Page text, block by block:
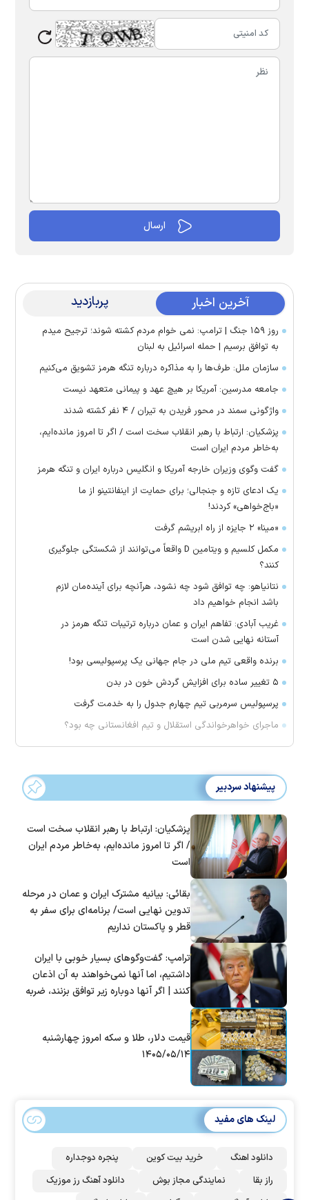
آخرین اخبار پربازدید
روز ۱۵۹ جنگ | ترامپ: نمی خوام مردم کشته شوند؛ ترجیح میدم
به توافق برسیم | حمله اسرائیل به لبنان
سازمان ملل: طرف‌ها را به مذاکره درباره تنگه هرمز تشویق می‌کنیم
جامعه مدرسین: آمریکا بر هیچ عهد و پیمانی متعهد نیست
واژگونی سمند در محور فریدن به تیران / ۴ نفر کشته شدند
پزشکیان: ارتباط با رهبر انقلاب سخت است / اگر تا امروز مانده‌ایم،
به‌خاطر مردم ایران است
گفت وگوی وزیران خارجه آمریکا و انگلیس درباره ایران و تنگه هرمز
یک ادعای تازه و جنجالی؛ برای حمایت از اینفانتینو از ما
«باج‌خواهی» کردند!
«مینا» ۲ جایزه از راه ابریشم گرفت
مکمل کلسیم و ویتامین D واقعاً می‌توانند از شکستگی جلوگیری
کنند؟
نتانیاهو: چه توافق شود چه نشود، هرآنچه برای آینده‌مان لازم
باشد انجام خواهیم داد
غریب آبادی: تفاهم ایران و عمان درباره ترتیبات تنگه هرمز در
آستانه نهایی شدن است
برنده واقعی تیم ملی در جام جهانی یک پرسپولیسی بود!
۵ تغییر ساده برای افزایش گردش خون در بدن
پرسپولیس سرمربی تیم چهارم جدول را به خدمت گرفت
ماجرای خواهرخواندگی استقلال و تیم افغانستانی چه بود؟
پیشنهاد سردبیر
پزشکیان: ارتباط با رهبر انقلاب سخت است
/ اگر تا امروز مانده‌ایم، به‌خاطر مردم ایران
است
بقائی: بیانیه مشترک ایران و عمان در مرحله
تدوین نهایی است/ برنامه‌ای برای سفر به
قطر و پاکستان نداریم
ترامپ: گفت‌و‌گو‌های بسیار خوبی با ایران
داشتیم، اما آنها نمی‌خواهند به آن اذعان
کنند | اگر آنها دوباره زیر توافق بزنند، ضربه
قیمت دلار، طلا و سکه امروز چهارشنبه
۱۴۰۵/۰۵/۱۴
لینک های مفید
دانلود اهنگ خرید بیت کوین
پنجره دوجداره
راز بقا
نمایندگی مجاز بوش
دانلود آهنگ رز‌ موزیک